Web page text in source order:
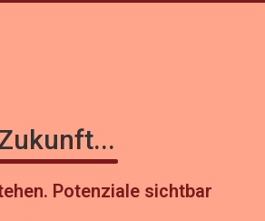
Potenziale sichtbar